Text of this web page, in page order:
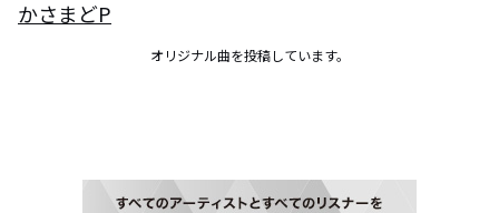
かさまどP
オリジナル曲を投稿しています。